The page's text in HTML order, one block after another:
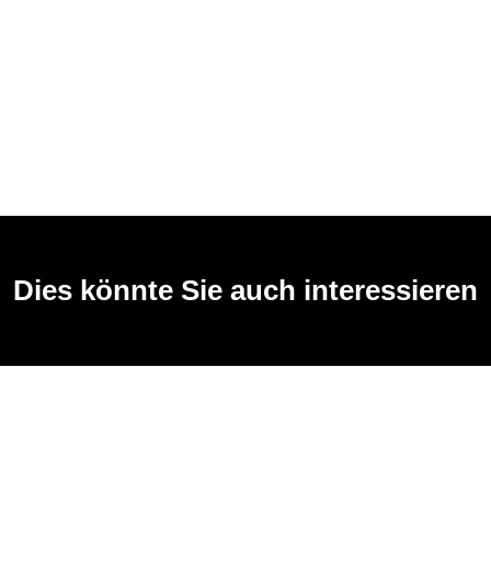
Dies könnte Sie auch interessieren